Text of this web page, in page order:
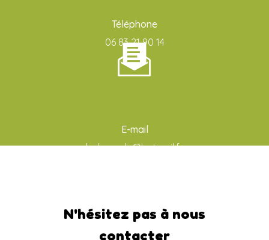
Téléphone
06 83 21 90 14
E-mail
ludo-aude@hotmail.fr
N'hésitez pas à nous
contacter